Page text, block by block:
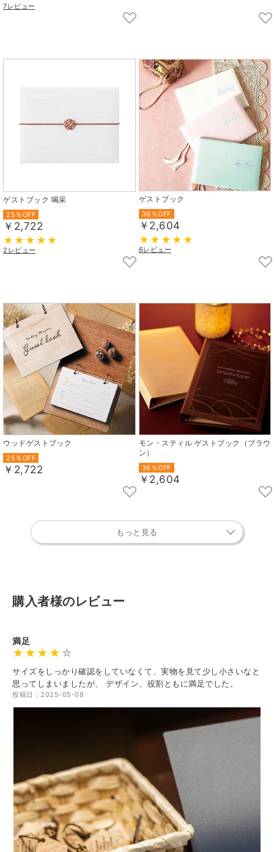
7レビュー
ゲストブック 喝采
25％OFF
￥2,722
2レビュー
ゲストブック
36％OFF
￥2,604
6レビュー
ウッドゲストブック
25％OFF
￥2,722
モン・スティル ゲストブック（ブラウ
ン）
36％OFF
￥2,604
もっと見る
購入者様のレビュー
満足
サイズをしっかり確認をしていなくて、実物を見て少し小さいなと
思ってしまいましたが、 デザイン、役割ともに満足でした。
投稿日：2025-05-08